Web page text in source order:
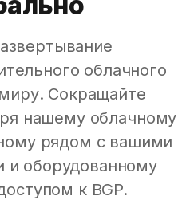
облачного
Сокращайте
нашему облачному
рядом с вашими
и оборудованному
к BGP.